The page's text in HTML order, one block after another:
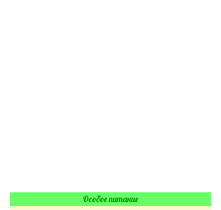
Особое питание